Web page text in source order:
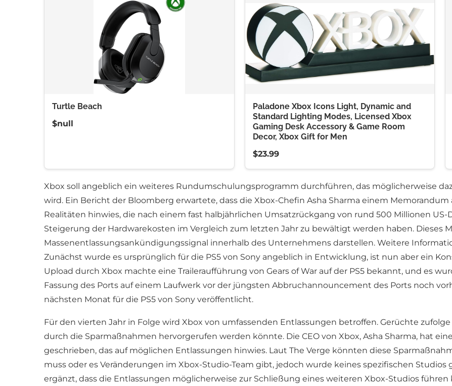
Turtle Beach
$null
Paladone Xbox Icons Light, Dynamic and
Standard Lighting Modes, Licensed Xbox
Gaming Desk Accessory & Game Room
Decor, Xbox Gift for Men
$23.99
Xbox soll angeblich ein weiteres Rundumschulungsprogramm durchführen, das möglicherweise
wird. Ein Bericht der Bloomberg erwartete, dass die Xbox-Chefin Asha Sharma einem
Realitäten hinwies, die nach einem fast halbjährlichen Umsatzrückgang von rund 500 Millionen US-
Steigerung der Hardwarekosten im Vergleich zum letzten Jahr zu bewältigt werden haben. Dieses
Massenentlassungsankündigungssignal innerhalb des Unternehmens darstellen. Weitere
Zunächst wurde es ursprünglich für die PS5 von Sony angeblich in Entwicklung, ist nun aber ein
Upload durch Xbox machte eine Traileraufführung von Gears of War auf der PS5 bekannt, und es
Fassung des Ports auf einem Laufwerk vor der jüngsten Abbruchannouncement des Ports noch
nächsten Monat für die PS5 von Sony veröffentlicht.
Für den vierten Jahr in Folge wird Xbox von umfassenden Entlassungen betroffen. Gerüchte
durch die Sparmaßnahmen hervorgerufen werden könnte. Die CEO von Xbox, Asha Sharma, hat
geschrieben, das auf möglichen Entlassungen hinwies. Laut The Verge könnten diese
muss oder es Veränderungen im Xbox-Studio-Team gibt, jedoch wurde keines spezifischen Studios
ergänzt, dass die Entlassungen möglicherweise zur Schließung eines weiteren Xbox-Studios